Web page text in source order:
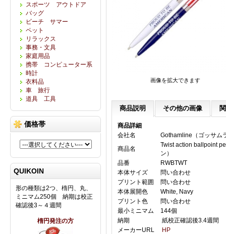
スポーツ アウトドア
バッグ
ビーチ サマー
ペット
リラックス
事務・文具
家庭用品
携帯 コンピューター系
時計
衣料品
車 旅行
道具 工具
価格帯
QUIKOIN
形の種類は2つ、楕円、丸、
ミニマム250個 納期は校正
確認後3～４週間
楕円発注の方
画像を拡大できます
商品説明 その他の画像
商品詳細
会社名
Gothamline（ゴッサム
商品名
Twist action ballpoint
ン）
品番
RWBTWT
本体サイズ
問い合わせ
プリント範囲
問い合わせ
本体展開色
White, Navy
プリント色
問い合わせ
最小ミニマム
144個
納期
紙校正確認後3.4週間
メーカーURL
HP